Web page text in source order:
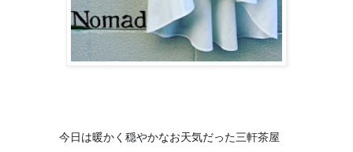
今日は暖かく穏やかなお天気だった三軒茶屋